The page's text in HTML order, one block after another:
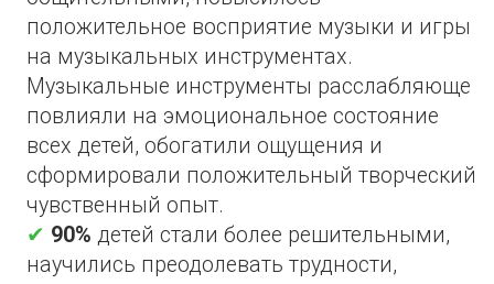
Благодарность от председателя
общественной палаты Луганской
Народной Республики за реализацию
проекта
«Со-Творение»